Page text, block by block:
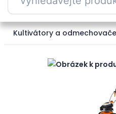
Kultivátory a odmechovače